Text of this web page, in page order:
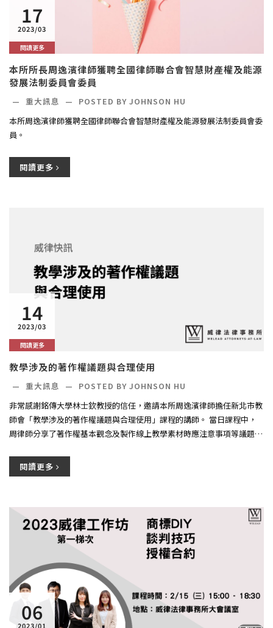
17
2023/03
閱讀更多
本所所長周逸濱律師獲聘全國律師聯合會智慧財產權及能源
發展法制委員會委員
— 重大訊息 —
POSTED BY JOHNSON HU
本所周逸濱律師獲聘全國律師聯合會智慧財產權及能源發展法制委員會委
員。
閱讀更多
14
2023/03
閱讀更多
教學涉及的著作權議題與合理使用
— 重大訊息 —
POSTED BY JOHNSON HU
非常感謝銘傳大學林士欽教授的信任，邀請本所周逸濱律師擔任新北市教
師會「教學涉及的著作權議題與合理使用」課程的講師。 當日課程中，
周律師分享了著作權基本觀念及製作線上教學素材時應注意事項等議題，
閱讀更多
06
2023/01